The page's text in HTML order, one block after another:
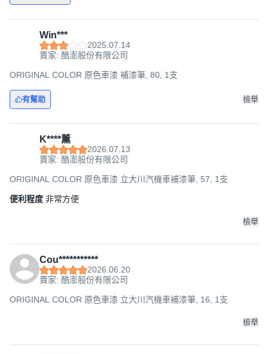
Win***
2025.07.14
賣家: 酷澎股份有限公司
ORIGINAL COLOR 原色車漆 補漆筆, 80, 1支
有幫助 檢舉
K****薰
2026.07.13
賣家: 酷澎股份有限公司
ORIGINAL COLOR 原色車漆 立大川汽機車補漆筆, 57, 1支
便利程度 非常方便
檢舉
Cou***********
2026.06.20
賣家: 酷澎股份有限公司
ORIGINAL COLOR 原色車漆 立大川汽機車補漆筆, 16, 1支
檢舉